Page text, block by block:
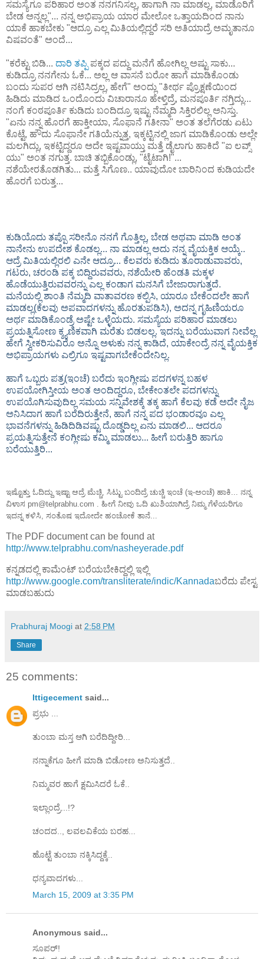
ಸಮಸ್ಯೆಗೂ ಪರಿಹಾರ ಅಂತ ನನಗನಿಸಲ್ಲ, ಹಾಗಾಗಿ ನಾ ಮಾಡಲ್ಲ, ಮಾಡೊರಿಗೆ
ಬೇಡ ಅನ್ನಲ್ಲ"... ನನ್ನ ಅಭಿಪ್ರಾಯ ಯಾರ ಮೇಲೋ ಒತ್ತಾಯದಿಂದ ನಾನು
ಯಾಕೆ ಹಾಕಬೇಕು "ಆದ್ರೂ ಎಲ್ಲ ಮಿತಿಯಲ್ಲಿದ್ದರೆ ಸರಿ ಅತಿಯಾದ್ರೆ ಅಮೃತಾನೂ
ವಿಷವಂತೆ" ಅಂದೆ...
"ಕರೆಕ್ಟು ಬಿಡಿ... ದಾರಿ ತಪ್ಪಿ ಪಕ್ಕದ ಪದ್ದು ಮನೆಗೆ ಹೋಗಿಲ್ಲ ಅಷ್ಟು ಸಾಕು...
ಕುಡಿದ್ರೂ ನನಗೇನು ಓಕೆ... ಅಲ್ಲ ಆ ವಾಸನೆ ಬರೋ ಹಾಗೆ ಮಾಡಿಕೊಂಡು
ಬಂದು ಸುಪರ ಆಗಿ ನಟಿಸಿದ್ರಲ್ಲ, ಹೇಗೆ" ಅಂದ್ಲು "ತೀರ್ಥ ಪ್ರೊಕ್ಷಣೆಯಿಂದ
ಹಿಡಿದು ಮಾಡಿದ ಒಂದೊಂದು ವಿಚಾರಾನೂ ಹೇಳ್ತಿದ್ರೆ, ಮನಪೂರ್ತಿ ನಗ್ತಿದ್ಲು...
ನಂಗೆ ಕಂಠಪೂರ್ತಿ ಕುಡಿದು ಬಂದಿದ್ರೂ ಇಷ್ಟು ನೆಮ್ಮದಿ ಸಿಕ್ತಿರಲಿಲ್ಲ ಅನಿಸ್ತು.
"ಏನು ನನ್ನ ಹೊರಗೆ ಹಾಕ್ತೀಯಾ, ಸೊಫಾನೆ ಗತೀನಾ" ಅಂತ ತಲೆಗೆರಡು ಏಟು
ಕೊಟ್ಟೆ, ಹೌದು ಸೊಫಾನೇ ಗತಿಯೆನ್ನುತ್ತ, ಇಕ್ಕಟ್ಟಿನಲ್ಲಿ ಜಾಗ ಮಾಡಿಕೊಂಡು ಅಲ್ಲೇ
ಮಲಗಿದ್ಲು, ಇಕಟ್ಟಿದ್ದರೂ ಅದೇ ಇಷ್ಟವಾಯ್ತು ಮತ್ತೆ ಡೈಲಾಗು ಹಾಕಿದೆ "ಐ ಲವ್ಸ್
ಯು" ಅಂತ ನಗುತ್ತ. ಬಾಚಿ ತಬ್ಬಿಕೊಂಡ್ಲು, "ಟೈಟಾಗಿ!"...
ನಶೆಯೇರತೊಡಗಿತು... ಮತ್ತೆ ಸಿಗೊಣ.. ಯಾವುದೋ ಬಾರಿನಿಂದ ಕುಡಿಯದೇ
ಹೊರಗೆ ಬರುತ್ತ...
ಕುಡಿಯೊದು ತಪ್ಪೊ ಸರೀನೊ ನನಗೆ ಗೊತ್ತಿಲ್ಲ, ಬೇಡ ಅಥವಾ ಮಾಡಿ ಅಂತ
ನಾನೇನು ಉಪದೇಶ ಕೊಡಲ್ಲ... ನಾ ಮಾಡಲ್ಲ ಅದು ನನ್ನ ವೈಯಕ್ತಿಕ ಆಯ್ಕೆ..
ಆದ್ರೆ ಮಿತಿಯಲ್ಲಿರಲಿ ಎನೇ ಆದ್ರೂ... ಕೆಲವರು ಕುಡಿದು ತೂರಾಡುವಾವರು,
ಗಟರು, ಚರಂಡಿ ಪಕ್ಕ ಬಿದ್ದಿರುವವರು, ನಶೆಯೇರಿ ಹೆಂಡತಿ ಮಕ್ಕಳ
ಹೊಡೆಯುತ್ತಿರುವವರನ್ನು ಎಲ್ಲ ಕಂಡಾಗ ಮನಸಿಗೆ ಬೇಜಾರಾಗುತ್ತದೆ.
ಮನೆಯಲ್ಲಿ ಶಾಂತಿ ನೆಮ್ಮದಿ ವಾತಾವರಣ ಕಲ್ಪಿಸಿ, ಯಾರೂ ಬೇಕೆಂದಲೇ ಹಾಗೆ
ಮಾಡಲ್ಲ(ಕೆಲವು ಅಪವಾದಗಳನ್ನು ಹೊರತುಪಡಿಸಿ), ಅದನ್ನ ಗೃಹಿಣಿಯರೂ
ಅರ್ಥ ಮಾಡಿಕೊಂಡ್ರೆ ಅಷ್ಟೇ ಒಳ್ಳೆಯದು. ಸಮಸ್ಯೆಯ ಪರಿಹಾರ ಮಾಡಲು
ಪ್ರಯತ್ನಿಸೋಣ ಕ್ಶ್ಯಣಿಕವಾಗಿ ಮರೆತು ಬಿಡಲಲ್ಲ. ಇದನ್ನು ಬರೆಯುವಾಗ ನೀವೆಲ್ಲ
ಹೇಗೆ ಸ್ವೀಕರಿಸುವಿರೊ ಅನ್ನೊ ಅಳುಕು ನನ್ನ ಕಾಡಿದೆ, ಯಾಕೇಂದ್ರೆ ನನ್ನ ವೈಯಕ್ತಿಕ
ಅಭಿಪ್ರಾಯಗಳು ಎಲ್ರಿಗೂ ಇಷ್ಟವಾಗಬೇಕೆಂದೇನಿಲ್ಲ.
ಹಾಗೆ ಒಬ್ಬರು ಪತ್ರ(ಇಂಚೆ) ಬರೆದು ಇಂಗ್ಲೀಷು ಪದಗಳನ್ನ ಬಹಳ
ಉಪಯೋಗಿಸ್ತೀಯ ಅಂತ ಅಂದಿದ್ದರೂ, ಬೇಕೇಂತಲೇ ಪದಗಳನ್ನು
ಉಪಯೊಗಿಸುವುದಿಲ್ಲ ಸಮಯ ಸನ್ನಿವೇಶಕ್ಕೆ ತಕ್ಕ ಹಾಗೆ ಕೆಲವು ಕಡೆ ಅದೇ ನೈಜ
ಅನಿಸಿದಾಗ ಹಾಗೆ ಬರೆದಿರುತ್ತೇನೆ, ಹಾಗೆ ನನ್ನ ಪದ ಭಂಡಾರವೂ ಎಲ್ಲ
ಭಾವನೆಗಳನ್ನು ಹಿಡಿದಿಡಿವಷ್ಟು ದೊಡ್ಡದಿಲ್ಲ ಏನು ಮಾಡಲಿ... ಆದರೂ
ಪ್ರಯತ್ನಿಸುತ್ತೇನೆ ಕಂಗ್ಲೀಷು ಕಮ್ಮಿ ಮಾಡಲು... ಹೀಗೆ ಬರುತ್ತಿರಿ ಹಾಗೂ
ಬರೆಯುತ್ತಿರಿ...
ಇಷ್ಟೊತ್ತು ಓದಿದ್ದು ಇಷ್ಟಾ ಆದ್ರೆ ಮೆಚ್ಚಿ, ಸಿಟ್ಟು ಬಂದಿದ್ರೆ ಚುಚ್ಚಿ ಇಂಚೆ (ಇ-ಅಂಚೆ) ಹಾಕಿ... ನನ್ನ
ವಿಳಾಸ pm@telprabhu.com . ಹೀಗೆ ನೀವು ಒದಿ ಖುಶಿಯಾಗಿದ್ರೆ ನಿಮ್ಮ ಗೆಳೆಯರಿಗೂ
ಇದನ್ನ ಕಳಿಸಿ, ಸಂತೊಷ ಇದೋದೇ ಹಂಚೋಕೆ ತಾನೆ...
The PDF document can be found at
http://www.telprabhu.com/nasheyerade.pdf
ಕನ್ನಡದಲ್ಲಿ ಕಾಮೆಂಟ್ ಬರೆಯಬೇಕಿದ್ದಲ್ಲಿ ಇಲ್ಲಿ
http://www.google.com/transliterate/indic/Kannadaಬರೆದು ಪೇಸ್ಟ
ಮಾಡಬಹುದು
Prabhuraj Moogi at 2:58 PM
Share
25 comments:
Ittigecement said...
ಪ್ರಭು ...
ತುಂಬಾ ಮಸ್ತ ಆಗಿ ಬರೆದಿದ್ದೀರಿ...
ನನ್ನಾಕೆಗೂ ಹೀಗೆ ಮಾಡಿ ಬಿಡೋಣ ಅನಿಸುತ್ತದೆ..
ನಿಮ್ಮವರ ಹಾಗೆ ಕ್ಷಮಿಸಿದರೆ ಓಕೆ..
ಇಲ್ಲಾಂದ್ರೆ...!?
ಚಂದದ.., ಲವಲವಿಕೆಯ ಬರಹ...
ಹೊಟ್ಟೆ ತುಂಬಾ ನಕ್ಕಿಸಿದ್ದಕ್ಕೆ..
ಧನ್ಯವಾದಗಳು...
March 15, 2009 at 3:35 PM
Anonymous said...
ಸೂಪರ್!